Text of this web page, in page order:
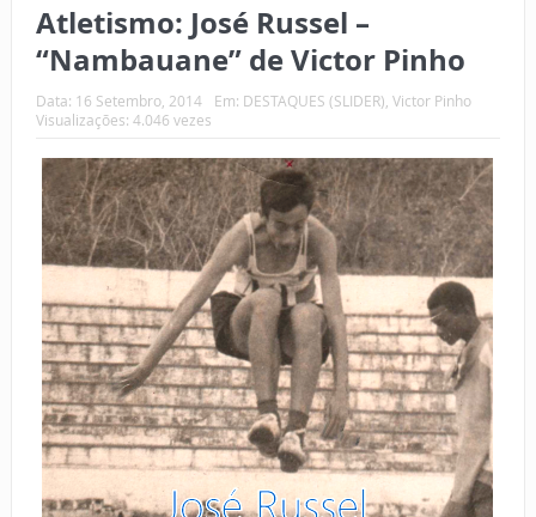
Atletismo: José Russel –
“Nambauane” de Victor Pinho
Data: 16 Setembro, 2014 Em: DESTAQUES (SLIDER) Victor Pinho
Visualizações: 4.046 vezes